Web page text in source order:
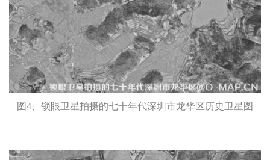
图4、锁眼卫星拍摄的七十年代深圳市龙华区历史卫星图